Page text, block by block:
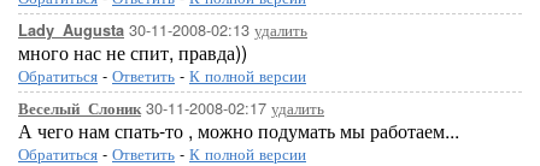
Lady_Augusta 30-11-2008-02:13 удалить
много нас не спит, правда))
Обратиться - Ответить - К полной версии
Веселый_Слоник30-11-2008-02:17 удалить
А чего нам спать-то , можно подумать мы работаем...
Обратиться - Ответить - К полной версии